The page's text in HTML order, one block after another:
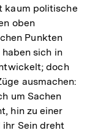
kaum politische
oben
Punkten
sich in
doch
ausmachen:
um Sachen
hin zu einer
ihr Sein dreht